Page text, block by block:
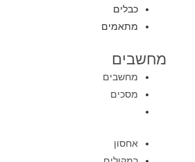
כבלים
מתאמים
מחשבים
מחשבים
מסכים
אחסון